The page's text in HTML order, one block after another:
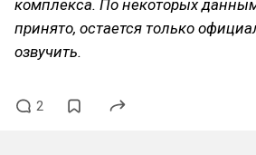
комплекса. По некоторых
принято, остается только
озвучить.
2